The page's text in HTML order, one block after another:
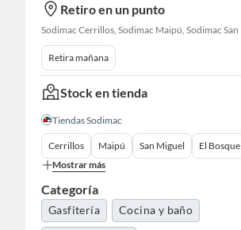
Retiro en un punto
Retira mañana
Stock en tienda
Tiendas Sodimac
Cerrillos Maipú San Miguel
El Bosque
Mostrar más
Categoría
Gasfitería Cocina y baño